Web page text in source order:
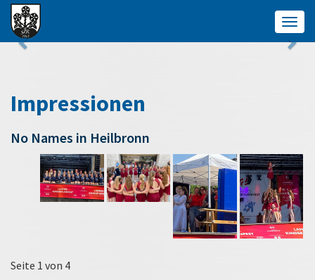
Impressionen
No Names in Heilbronn
Seite 1 von 4